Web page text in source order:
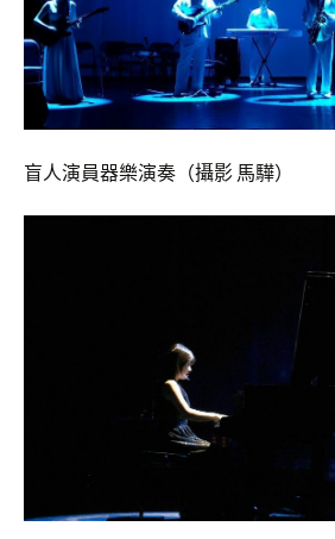
盲人演員器樂演奏（攝影 馬驊）